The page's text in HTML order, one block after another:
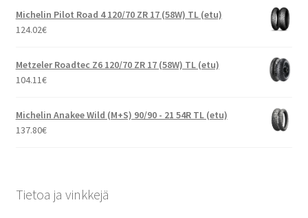
Michelin Pilot Road 4 120/70 ZR 17 (58W) TL (etu)
124.02€
Metzeler Roadtec Z6 120/70 ZR 17 (58W) TL (etu)
104.11€
Michelin Anakee Wild (M+S) 90/90 - 21 54R TL (etu)
137.80€
Tietoa ja vinkkejä